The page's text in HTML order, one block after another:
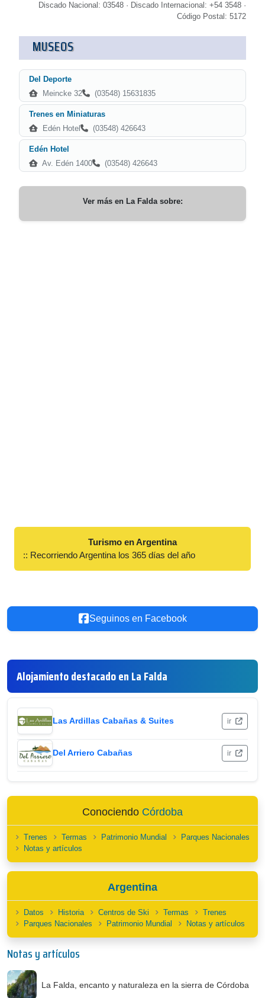
Discado Nacional: 03548 · Discado Internacional: +54 3548 ·
Código Postal: 5172
MUSEOS
Del Deporte
Meincke 32
(03548) 15631835
Trenes en Miniaturas
Edén Hotel
(03548) 426643
Edén Hotel
Av. Edén 1400
(03548) 426643
Ver más en La Faldasobre:
Turismo en Argentina
:: Recorriendo Argentina los 365 días del año
Seguinos en Facebook
Alojamiento destacado en La Falda
Las Ardillas Cabañas & Suites ir
Del Arriero Cabañas ir
Conociendo Córdoba
Trenes Termas Patrimonio Mundial
Parques Nacionales
Notas y artículos
Argentina
Datos Historia Centros de Ski Termas
Trenes
Parques Nacionales
Patrimonio Mundial Notas y artículos
Notas y artículos
La Falda, encanto y naturaleza en la sierra de Córdoba